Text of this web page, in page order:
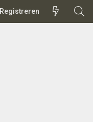
Registreren